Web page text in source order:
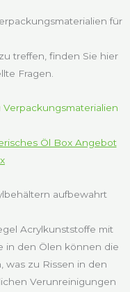
für
treffen, finden Sie hier
Fragen.
Öl Box Angebot
aufbewahrt
Acrylkunststoffe mit
in den Ölen können die
was zu Rissen in den
Verunreinigungen